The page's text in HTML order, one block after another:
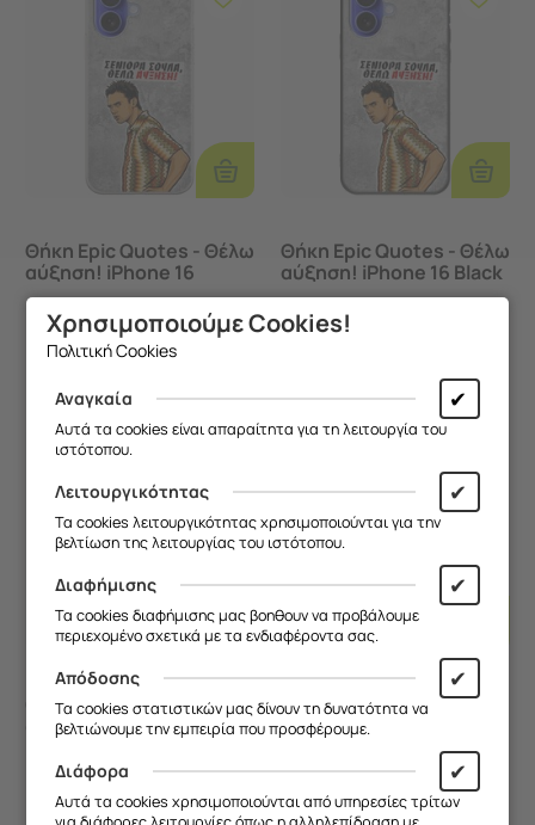
Προσθήκη
Στο
Καλάθι
Θήκη Epic Quotes - Θέλω
αύξηση! iPhone 16
Flexible TPU (Διάφανη
Σιλικόνη)
Άμεσαδιαθέσιμο
9,90€
Στο
Καλάθι
Θήκη Epic Quotes - Θέλω
αύξηση! iPhone 16 Black
TPU (Μαύρη Σιλικόνη)
Άμεσα
Στο
Καλάθι
Θήκη Epic Quotes - Θέλω
αύξηση! iPhone 16
Glass και TPU)
Κωδικός:
Άμεσαδιαθέσιμο
14,90€
Καλάθι
Θήκη Epic Quotes - Ρε
δεν πάτε στο διάολο?
iPhone 16 Flexible TPU
(Διάφανη Σιλικόνη)
FRG11518_C...
διαθέσιμο
9,90€
Χρησιμοποιούμε Cookies!
Πολιτική Cookies
Αναγκαία ✔
Αυτά τα cookies είναι απαραίτητα για τη λειτουργία του
ιστότοπου.
Λειτουργικότητας ✔
Τα cookies λειτουργικότητας χρησιμοποιούνται για την
βελτίωση της λειτουργίας του ιστότοπου.
Διαφήμισης ✔
Τα cookies διαφήμισης μας βοηθουν να προβάλουμε
περιεχομένο σχετικά με τα ενδιαφέροντα σας.
Απόδοσης ✔
Τα cookies στατιστικών μας δίνουν τη δυνατότητα να
βελτιώνουμε την εμπειρία που προσφέρουμε.
Διάφορα ✔
Αυτά τα cookies χρησιμοποιούνται από υπηρεσίες τρίτων